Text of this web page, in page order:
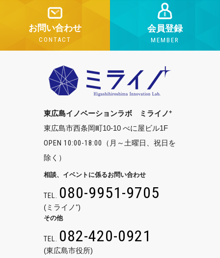
お問い合わせ
CONTACT
会員登録
MEMBER
東広島イノベーションラボ ミライノ+
東広島市西条岡町10-10 べに屋ビル1F
OPEN 10:00-18:00
（月～土曜日、祝日を
除く）
相談、イベントに係るお問い合わせ
TEL. 080-9951-9705
(ミライノ⁺)
その他
TEL. 082-420-0921
(東広島市役所)